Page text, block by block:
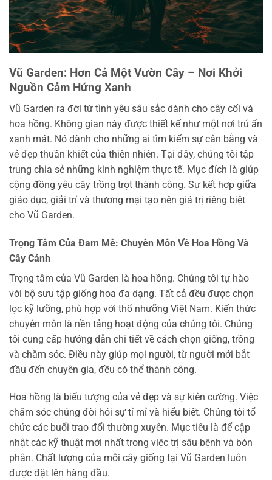
Vũ Garden: Hơn Cả Một Vườn Cây – Nơi Khởi
Nguồn Cảm Hứng Xanh
Vũ Garden ra đời từ tình yêu sâu sắc dành cho cây cối và
hoa hồng. Không gian này được thiết kế như một nơi trú ẩn
xanh mát. Nó dành cho những ai tìm kiếm sự cân bằng và
vẻ đẹp thuần khiết của thiên nhiên. Tại đây, chúng tôi tập
trung chia sẻ những kinh nghiệm thực tế. Mục đích là giúp
cộng đồng yêu cây trồng trọt thành công. Sự kết hợp giữa
giáo dục, giải trí và thương mại tạo nên giá trị riêng biệt
cho Vũ Garden.
Trọng Tâm Của Đam Mê: Chuyên Môn Về Hoa Hồng Và
Cây Cảnh
Trọng tâm của Vũ Garden là hoa hồng. Chúng tôi tự hào
với bộ sưu tập giống hoa đa dạng. Tất cả đều được chọn
lọc kỹ lưỡng, phù hợp với thổ nhưỡng Việt Nam. Kiến thức
chuyên môn là nền tảng hoạt động của chúng tôi. Chúng
tôi cung cấp hướng dẫn chi tiết về cách chọn giống, trồng
và chăm sóc. Điều này giúp mọi người, từ người mới bắt
đầu đến chuyên gia, đều có thể thành công.
Hoa hồng là biểu tượng của vẻ đẹp và sự kiên cường. Việc
chăm sóc chúng đòi hỏi sự tỉ mỉ và hiểu biết. Chúng tôi tổ
chức các buổi trao đổi thường xuyên. Mục tiêu là để cập
nhật các kỹ thuật mới nhất trong việc trị sâu bệnh và bón
phân. Chất lượng của mỗi cây giống tại Vũ Garden luôn
được đặt lên hàng đầu.